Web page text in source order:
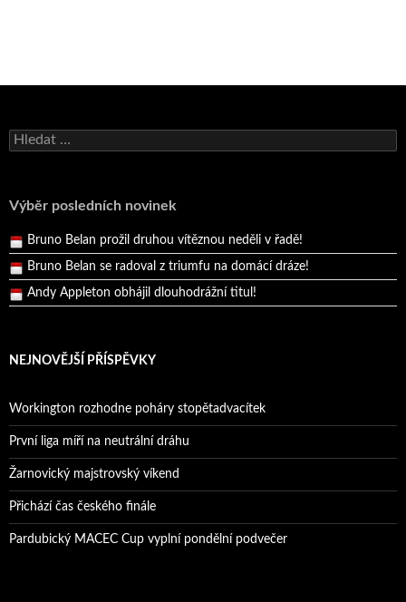
Vyhledávání
Výběr posledních novinek
Andy Appleton obhájil dlouhodrážní titul!
Pražský přebor neskrblil překvapeními!
Bruno Belan se radoval z triumfu na domácí dráze!
Andy Appleton obhájil dlouhodrážní titul!
Reprezentační dvojice brala český titul!
NEJNOVĚJŠÍ PŘÍSPĚVKY
Workington rozhodne poháry stopětadvacítek
První liga míří na neutrální dráhu
Žarnovický majstrovský víkend
Přichází čas českého finále
Pardubický MACEC Cup vyplní pondělní podvečer